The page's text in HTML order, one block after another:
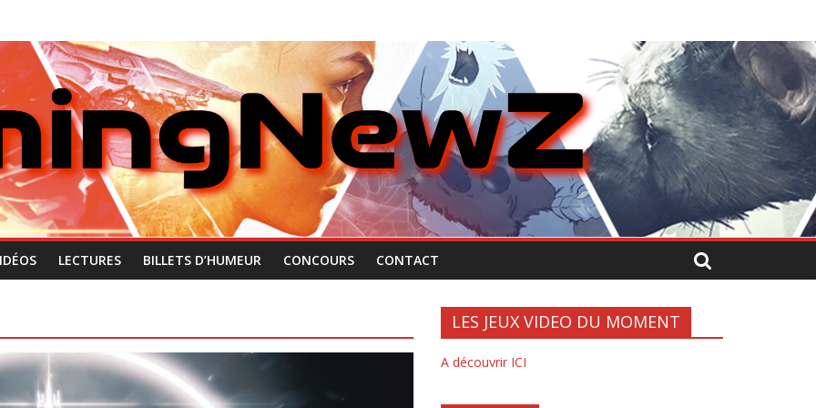
LECTURES BILLETS D’HUMEUR CONCOURS CONTACT
LES JEUX VIDEO DU MOMENT
A découvrir ICI